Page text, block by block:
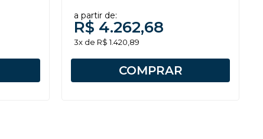
a partir de:
R$ 4.262,68
3x de R$ 1.420,89
COMPRAR